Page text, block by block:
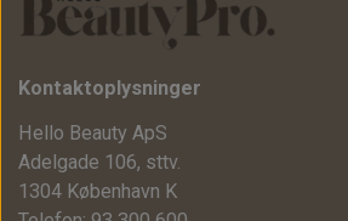
Kontaktoplysninger
Hello Beauty ApS
Adelgade 106, sttv.
1304 København K